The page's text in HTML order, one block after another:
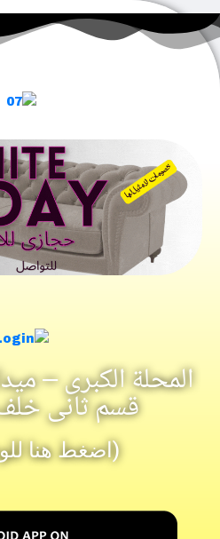
المحلة الكبرى –
قسم ثانى
(اضغط هنا